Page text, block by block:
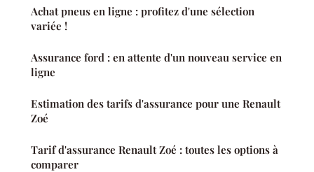
Achat pneus en ligne : profitez d'une sélection
variée !
Assurance ford : en attente d'un nouveau service en
ligne
Estimation des tarifs d'assurance pour une Renault
Zoé
Tarif d'assurance Renault Zoé : toutes les options à
comparer